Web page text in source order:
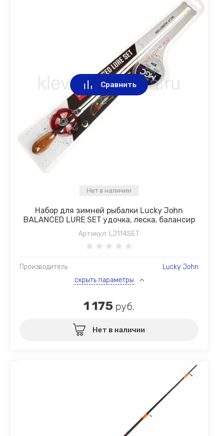
Нет в наличии
Набор для зимней рыбалки Lucky John
BALANCED LURE SET удочка, леска, балансир
Артикул: LJ114SET
Производитель
Lucky John
скрыть параметры
Сравнить
1 175 руб.
Нет в наличии